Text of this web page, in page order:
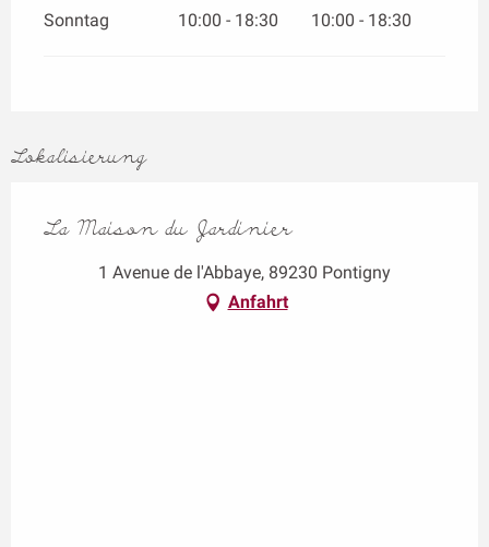
Sonntag 10:00 - 18:30 10:00 - 18:30
Lokalisierung
La Maison du Jardinier
1 Avenue de l'Abbaye, 89230 Pontigny
Anfahrt